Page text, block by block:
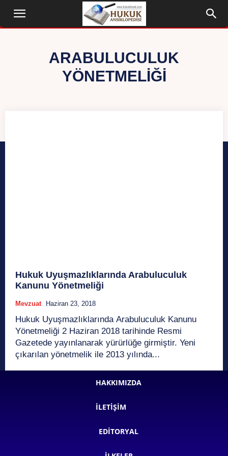
ARABULUCULUK
YÖNETMELIĞI
Hukuk Uyuşmazlıklarında Arabuluculuk
Kanunu Yönetmeliği
Mevzuat Haziran 23, 2018
Hukuk Uyuşmazlıklarında Arabuluculuk Kanunu
Yönetmeliği 2 Haziran 2018 tarihinde Resmi
Gazetede yayınlanarak yürürlüğe girmiştir. Yeni
çıkarılan yönetmelik ile 2013 yılında...
HAKKIMIZDA
İLETIŞIM
EDITORYAL